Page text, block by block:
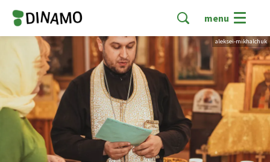
menu
aleksei-mikhalchuk